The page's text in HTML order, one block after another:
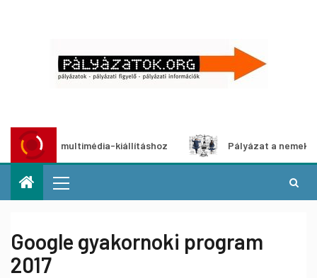
multimédia-kiállításhoz Pályázat a nemek közötti
Google gyakornoki program
2017